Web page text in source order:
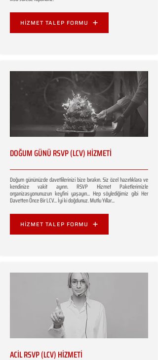
HİZMET TALEP FORMU
DOĞUM GÜNÜ RSVP (LCV) HİZMETİ
Doğum gününüzde davetlilerinizi bize bırakın. Siz özel hazırlıklara ve
kendinize vakit ayırın. RSVP Hizmet Paketlerimizle
organizasyonunuzun keyfini yaşayın... Hep söylediğimiz gibi Her
Davetten Önce Bir LCV... İyi ki doğdunuz. Mutlu Yıllar...
HİZMET TALEP FORMU
ACİL RSVP (LCV) HİZMETİ